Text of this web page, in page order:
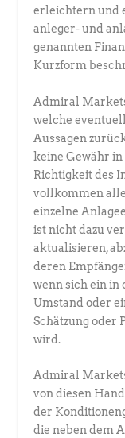
erleichtern und
anleger- und
genannten
Kurzform
Admiral
welche
Aussagen
keine Gewähr
Richtigkeit des
vollkommen
einzelne
ist nicht dazu
aktualisieren,
deren
wenn sich ein in
Umstand oder
Schätzung oder
wird.
Admiral
von diesen
der
die neben dem